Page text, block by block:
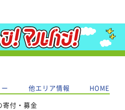
他エリア情報 HOME
寄付・募金